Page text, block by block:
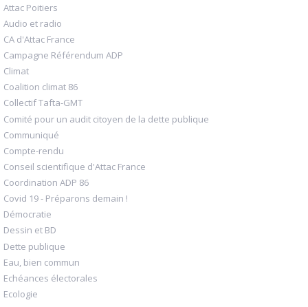
Attac Poitiers
Audio et radio
CA d'Attac France
Campagne Référendum ADP
Climat
Coalition climat 86
Collectif Tafta-GMT
Comité pour un audit citoyen de la dette publique
Communiqué
Compte-rendu
Conseil scientifique d'Attac France
Coordination ADP 86
Covid 19 - Préparons demain !
Démocratie
Dessin et BD
Dette publique
Eau, bien commun
Echéances électorales
Ecologie